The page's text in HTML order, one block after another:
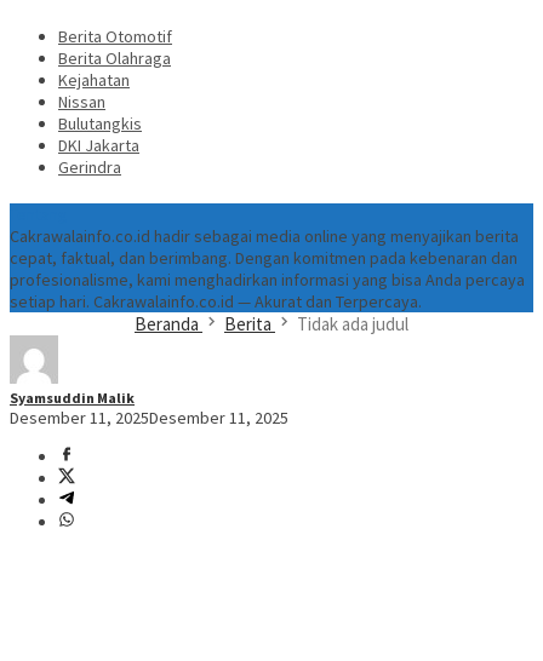
Berita Otomotif
Berita Olahraga
Kejahatan
Nissan
Bulutangkis
DKI Jakarta
Gerindra
Cakrawalainfo.co.id hadir sebagai media online yang menyajikan berita
cepat, faktual, dan berimbang. Dengan komitmen pada kebenaran dan
profesionalisme, kami menghadirkan informasi yang bisa Anda percaya
setiap hari. Cakrawalainfo.co.id — Akurat dan Terpercaya.
Beranda Berita Tidak ada judul
Syamsuddin Malik
Desember 11, 2025Desember 11, 2025